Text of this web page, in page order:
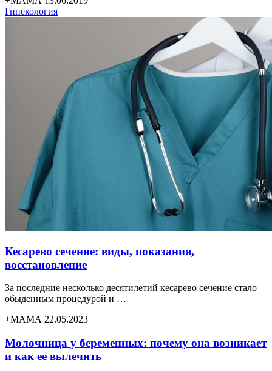
Гинекология
Кесарево сечение: виды, показания,
восстановление
За последние несколько десятилетий кесарево сечение стало
обыденным процедурой и …
+МАМА 22.05.2023
Молочница у беременных: почему она возникает
и как ее вылечить